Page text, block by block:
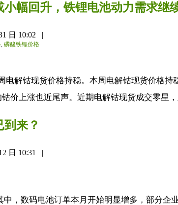
幅回升，铁锂电池动力需求继
日 10:02 |
, 磷酸铁锂价格
电解钴现货价格持稳。本周电解钴现货价格
价上涨也近尾声。近期电解钴现货成交零星
来？
日 10:31 |
，数码电池订单本月开始明显增多，部分